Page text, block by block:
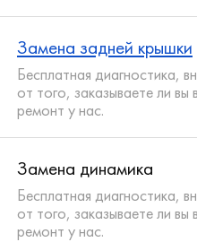
Замена задней крышки
Бесплатная диагностика,
от того, заказываете ли
ремонт у нас.
Замена динамика
Бесплатная диагностика,
от того, заказываете ли
ремонт у нас.